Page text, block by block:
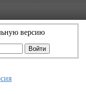
версию